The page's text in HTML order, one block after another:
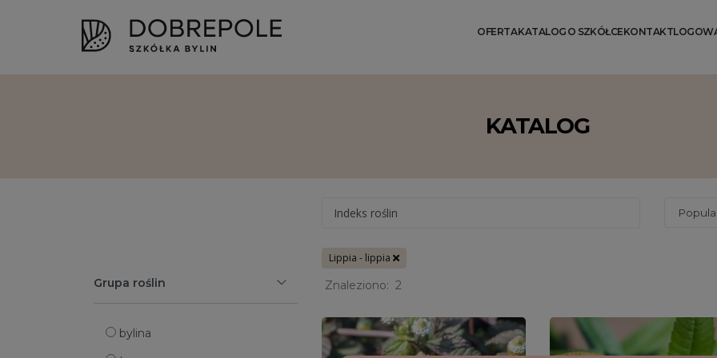
OFERTAKATALOG O SZKÓŁCEKONTAKT
KATALOG
Indeks roślin
Grupa roślin
bylina
Lippia - lippia
Znaleziono: 2